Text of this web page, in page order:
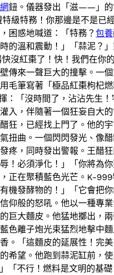
鈕。儀器發出「滋——」的
級特務！你那邊是不是
困惑地喊道：「特務？包養
的溫和震動！」「蒜泥？
沒紅棗了！快！我們在
傳來一聲巨大的撞擊。一
毛筆寫著「極品紅棗枸杞
「沒時間了，沾沾先生
入，伴隨著一個狂妄自大
狂，已經找上門了。他的
扭曲。一個閃閃發光、像
疼，同時發出警報。王醋
！必須淨化！」「你將為
正在聚積藍色光芒。K-
機發酵物的！」「它會把
仰般的怒吼。他以一種專
巨大麵皮。他猛地擲出，
色離子炮光束猛烈地擊中
。「這麵皮的延展性！完
希望。他跑到蒜泥缸前，
「不行！燃料是文明的基